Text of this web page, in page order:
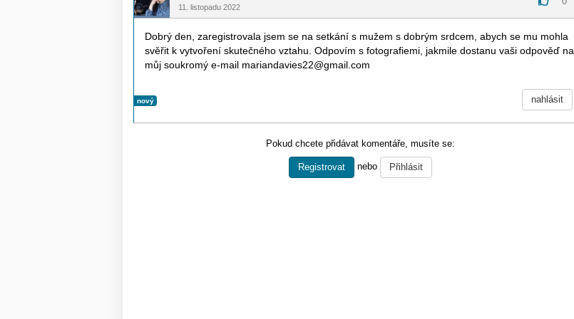
11. listopadu 2022
Dobrý den, zaregistrovala jsem se na setkání s mužem s dobrým srdcem, abych se mu mohla
svěřit k vytvoření skutečného vztahu. Odpovím s fotografiemi, jakmile dostanu vaši odpověď na
můj soukromý e-mail mariandavies22@gmail.com
nový nahlásit
Pokud chcete přidávat komentáře, musíte se:
Registrovat nebo Přihlásit